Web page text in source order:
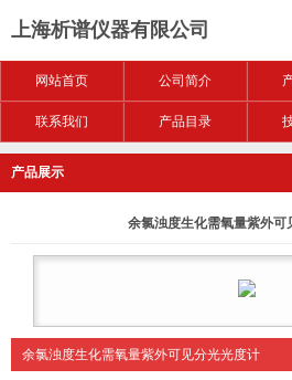
上海析谱仪器有限公司
网站首页 公司简介
联系我们 产品目录
产品展示
余氯浊度生化需氧量紫外可
余氯浊度生化需氧量紫外可见分光光度计